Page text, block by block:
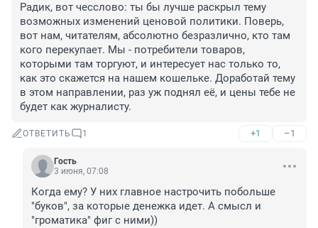
Радик, вот чесслово: ты бы лучше раскрыл тему
возможных изменений ценовой политики. Поверь,
вот нам, читателям, абсолютно безразлично, кто там
кого перекупает. Мы - потребители товаров,
которыми там торгуют, и интересует нас только то,
как это скажется на нашем кошельке. Доработай тему
в этом направлении, раз уж поднял её, и цены тебе не
будет как журналисту.
ОТВЕТИТЬ 1 +1 –1
Гость
3 июня, 07:08
Когда ему? У них главное настрочить побольше
"буков", за которые денежка идет. А смысл и
"громатика" фиг с ними))